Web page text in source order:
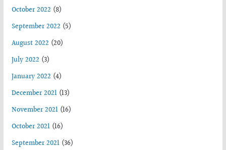
October 2022 (8)
September 2022 (5)
August 2022 (20)
July 2022 (3)
January 2022 (4)
December 2021(13)
November 2021(16)
October 2021(16)
September 2021(36)